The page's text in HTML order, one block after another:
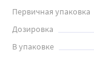
Первичная упаковка
Дозировка
В упаковке